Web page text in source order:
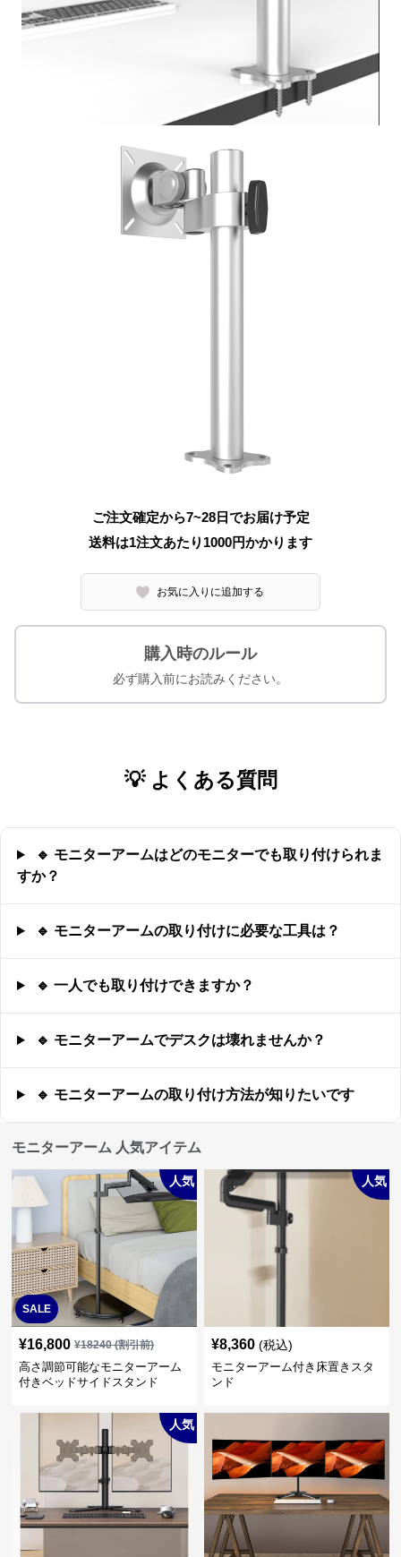
ご注文確定から7~28日でお届け予定
送料は1注文あたり 1000円かかります
お気に入りに追加する
購入時のルール
必ず購入前にお読みください。
💡 よくある質問
🔹 モニターアームはどのモニターでも取り付けられま
すか？
🔹 モニターアームの取り付けに必要な工具は？
🔹 一人でも取り付けできますか？
🔹 モニターアームでデスクは壊れませんか？
🔹 モニターアームの取り付け方法が知りたいです
モニターアーム 人気アイテム
SALE
人気
¥16,800 ¥18240(割引前)
高さ調節可能なモニターアーム
付きベッドサイドスタンド
人気
¥8,360 (税込)
モニターアーム付き床置きスタ
ンド
人気